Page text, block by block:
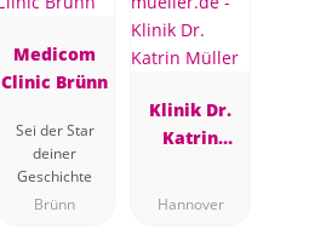
Medicom
Clinic Brünn
Sei der Star
deiner
Geschichte
Brünn
Klinik Dr.
Katrin
Hannover